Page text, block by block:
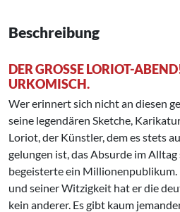
Beschreibung
DER GROSSE LORIOT-
RKOMISCH.
Wer erinnert sich nicht an diesen
seine legendären Sketche,
Loriot, der Künstler, dem es stets
gelungen ist, das Absurde im Alltag
begeisterte ein
und seiner Witzigkeit hat er die
kein anderer. Es gibt kaum